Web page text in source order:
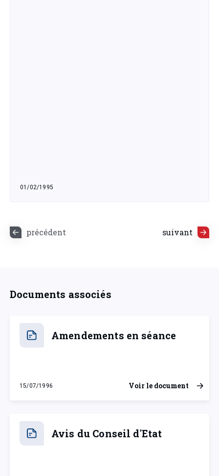
01/02/1995
mercredi 1 février 1995
précédent suivant
Documents associés
Amendements en séance
15/07/1996
lundi 15 juillet 1996
Voir le document
Avis du Conseil d'Etat